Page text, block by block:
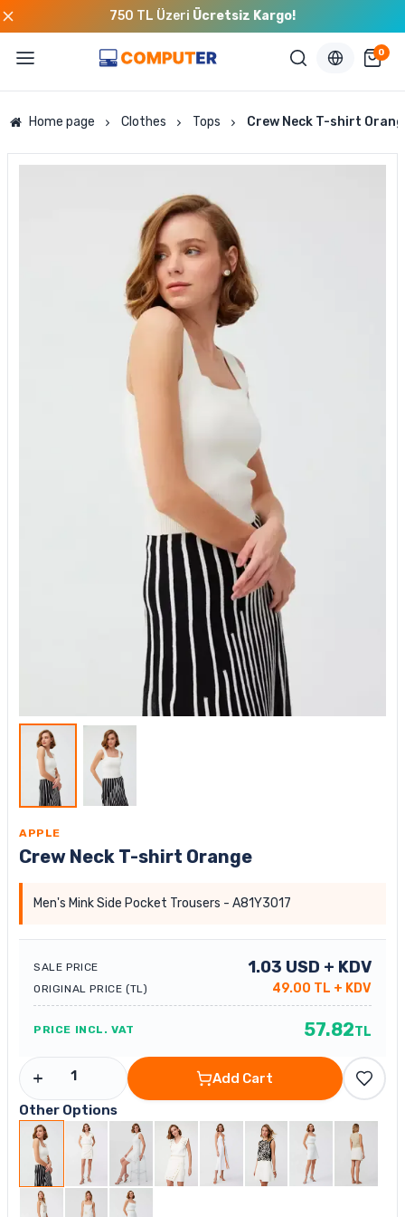
750 TL Üzeri Ücretsiz Kargo!
0
Home page Clothes Tops Crew Neck T-shirt
APPLE
Crew Neck T-shirt Orange
Men's Mink Side Pocket Trousers - A81Y3017
SALE PRICE 1.03 USD + KDV
ORIGINAL PRICE (TL) 49.00 TL + KDV
PRICE INCL. VAT 57.82TL
Add Cart
Other Options